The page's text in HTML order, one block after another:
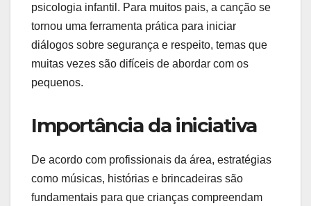
psicologia infantil. Para muitos pais, a canção se
tornou uma ferramenta prática para iniciar
diálogos sobre segurança e respeito, temas que
muitas vezes são difíceis de abordar com os
pequenos.
Importância da iniciativa
De acordo com profissionais da área, estratégias
como músicas, histórias e brincadeiras são
fundamentais para que crianças compreendam